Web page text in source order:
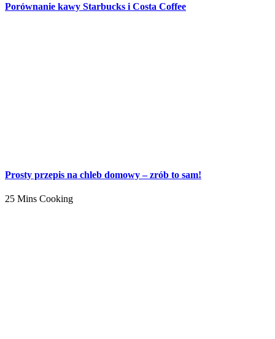
Porównanie kawy Starbucks i Costa Coffee
Prosty przepis na chleb domowy – zrób to sam!
25 Mins Cooking